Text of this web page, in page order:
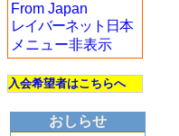
From Japan
レイバーネット日本
メニュー非表示
入会希望者はこちらへ
おしらせ